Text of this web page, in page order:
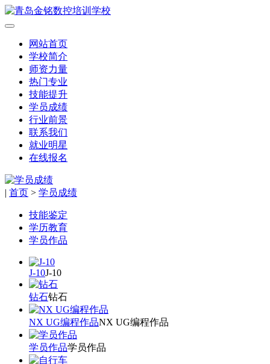
网站首页
学校简介
师资力量
热门专业
技能提升
学员成绩
行业前景
联系我们
就业明星
在线报名
| 首页 > 学员成绩
技能鉴定
学历教育
学员作品
J-10J-10
钻石钻石
NX UG编程作品NX UG编程作品
学员作品学员作品